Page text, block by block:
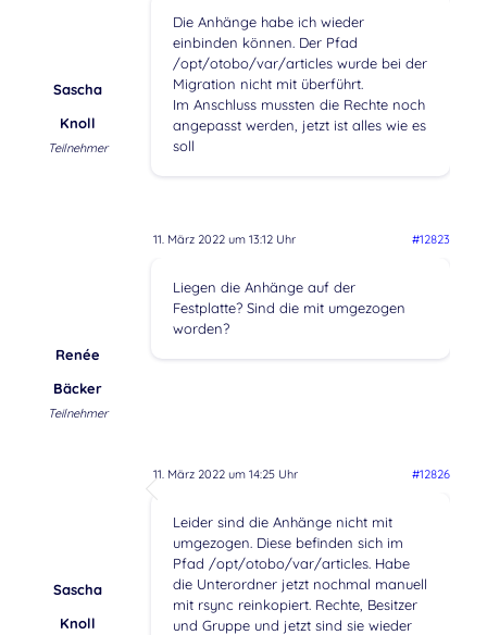
Sascha
Knoll
Teilnehmer
Die Anhänge habe ich wieder
einbinden können. Der Pfad
/opt/otobo/var/articles wurde bei der
Migration nicht mit überführt.
Im Anschluss mussten die Rechte noch
angepasst werden, jetzt ist alles wie es
soll
11. März 2022 um 13:12 Uhr #12823
Renée
Bäcker
Teilnehmer
Liegen die Anhänge auf der
Festplatte? Sind die mit umgezogen
worden?
11. März 2022 um 14:25 Uhr #12826
Sascha
Knoll
Leider sind die Anhänge nicht mit
umgezogen. Diese befinden sich im
Pfad /opt/otobo/var/articles. Habe
die Unterordner jetzt nochmal manuell
mit rsync reinkopiert. Rechte, Besitzer
und Gruppe und jetzt sind sie wieder